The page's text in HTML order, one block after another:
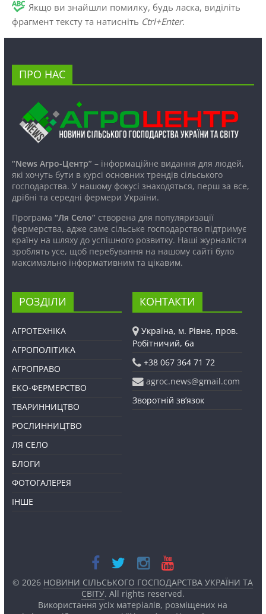
Якщо ви знайшли помилку, будь ласка, виділіть
фрагмент тексту та натисніть Ctrl+Enter.
ПРО НАС
“News Агро-Центр”– інформаційне видання для людей,
які хочуть бути в курсі основних трендів сільського
господарства. У нашому фокусі знаходяться, перш за все,
дрібні та середні фермери України.
Програма “Ля Село”створена для популяризації
фермерства, адже саме сільське господарство підтримує
країну на шляху до успішного розвитку. Наші журналісти
зроблять усе, щоб перебування на нашому сайті було
максимально інформативним та цікавим.
РОЗДІЛИ
АГРОТЕХНІКА
АГРОПОЛІТИКА
АГРОПРАВО
ЕКО-ФЕРМЕРСТВО
ТВАРИННИЦТВО
РОСЛИННИЦТВО
ЛЯ СЕЛО
БЛОГИ
ФОТОГАЛЕРЕЯ
ІНШЕ
КОНТАКТИ
Україна, м. Рівне, пров.
Робітничий, 6а
+38 067 364 71 72
agroc.news@gmail.com
Зворотній зв’язок
© 2026 НОВИНИ СІЛЬСЬКОГО ГОСПОДАРСТВА УКРАЇНИ ТА
СВІТУ. All rights reserved.
Використання усіх матеріалів, розміщених на